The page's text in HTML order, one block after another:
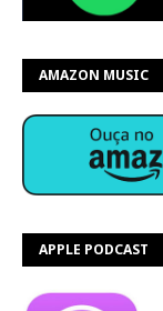
AMAZON MUSIC
APPLE PODCAST